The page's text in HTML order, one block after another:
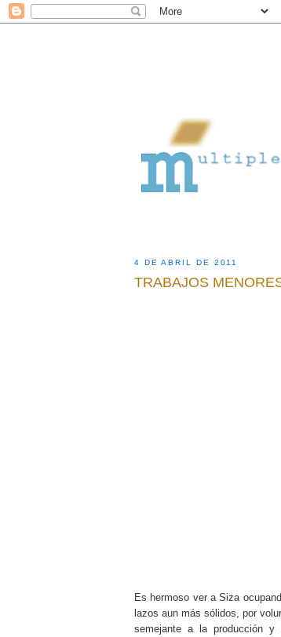
4 DE ABRIL DE 2011
TRABAJOS
Es hermoso ver a Siza
lazos aun más sólidos, por
semejante a la producción y